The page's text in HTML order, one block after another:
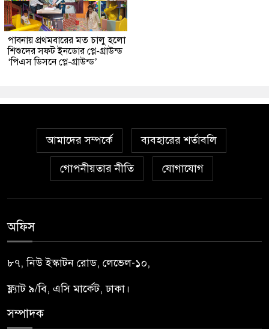
পাবনায় প্রথমবারের মত চালু হলো
শিশুদের সফট ইনডোর প্লে-গ্রাউন্ড
‘পিএস ডিসনে প্লে-গ্রাউন্ড’
আমাদের সম্পর্কে ব্যবহারের শর্তাবলি
গোপনীয়তার নীতি যোগাযোগ
অফিস
৮৭, নিউ ইস্কাটন রোড, লেভেল-১০,
ফ্ল্যাট ৯/বি, এসি মার্কেট, ঢাকা।
সম্পাদক